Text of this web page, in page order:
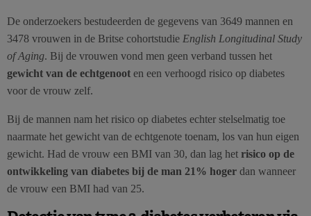
De onderzoekers bestudeerden de gegevens van 3649 mannen en
3478 vrouwen in de Britse cohortstudie English Longitudinal Study
of Aging. Bij de vrouwen vond men geen verband tussen het
gewicht van de echtgenoot en een verhoogd risico op diabetes
voor de vrouw zelf.
Bij de mannen nam het risico op diabetes echter stelselmatig toe
naarmate het gewicht van de echtgenote toenam, los van hun eigen
gewicht. Had de vrouw een BMI van 30, dan lag het risico op de
ontwikkeling van diabetes bij de man 21% hoger dan wanneer
de vrouw een BMI had van 25.